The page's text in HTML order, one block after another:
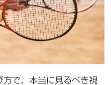
で、本当に見るべき視